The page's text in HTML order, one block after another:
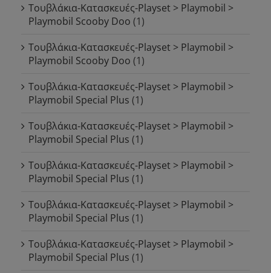
Τουβλάκια-Κατασκευές-Playset > Playmobil >
Playmobil Scooby Doo (1)
Τουβλάκια-Κατασκευές-Playset > Playmobil >
Playmobil Scooby Doo (1)
Τουβλάκια-Κατασκευές-Playset > Playmobil >
Playmobil Special Plus (1)
Τουβλάκια-Κατασκευές-Playset > Playmobil >
Playmobil Special Plus (1)
Τουβλάκια-Κατασκευές-Playset > Playmobil >
Playmobil Special Plus (1)
Τουβλάκια-Κατασκευές-Playset > Playmobil >
Playmobil Special Plus (1)
Τουβλάκια-Κατασκευές-Playset > Playmobil >
Playmobil Special Plus (1)